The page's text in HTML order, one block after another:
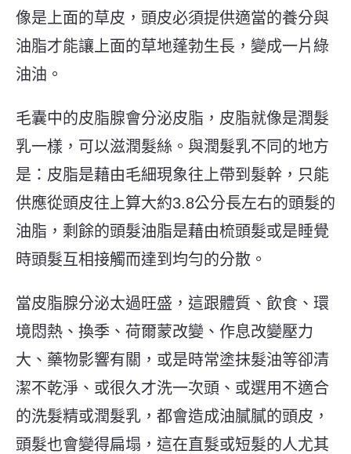
像是上面的草皮，頭皮必須提供適當的養分與
油脂才能讓上面的草地蓬勃生長，變成一片綠
油油。
毛囊中的皮脂腺會分泌皮脂，皮脂就像是潤髮
乳一樣，可以滋潤髮絲。與潤髮乳不同的地方
是：皮脂是藉由毛細現象往上帶到髮幹，只能
供應從頭皮往上算大約3.8公分長左右的頭髮的
油脂，剩餘的頭髮油脂是藉由梳頭髮或是睡覺
時頭髮互相接觸而達到均勻的分散。
當皮脂腺分泌太過旺盛，這跟體質、飲食、環
境悶熱、換季、荷爾蒙改變、作息改變壓力
大、藥物影響有關，或是時常塗抹髮油等卻清
潔不乾淨、或很久才洗一次頭、或選用不適合
的洗髮精或潤髮乳，都會造成油膩膩的頭皮，
頭髮也會變得扁塌，這在直髮或短髮的人尤其